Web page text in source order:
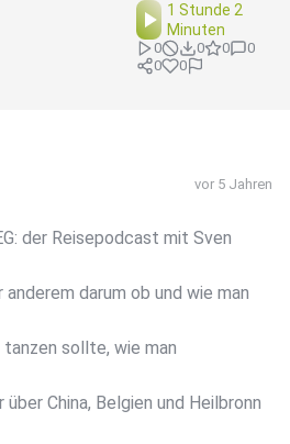
1 Stunde 2
Minuten
0 0 0
0
0
0
vor 5 Jahren
der Reisepodcast mit Sven
darum ob und wie man
sollte, wie man
China, Belgien und Heilbronn